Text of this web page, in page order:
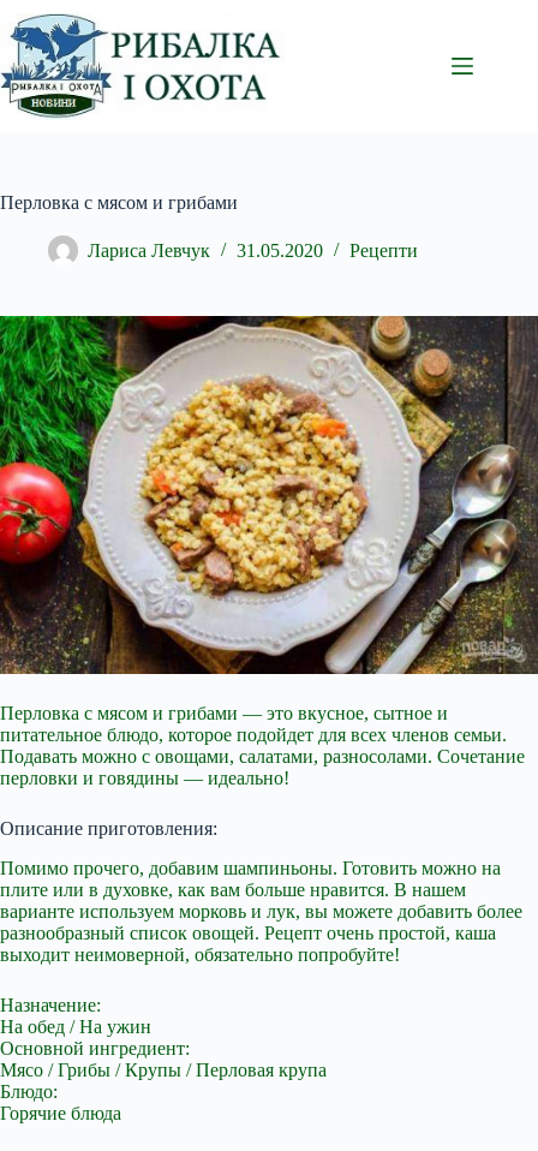
Перейти
до
вмісту
Перловка с мясом и грибами
Лариса Левчук 31.05.2020 Рецепти
Перловка с мясом и грибами — это вкусное, сытное и
питательное блюдо, которое подойдет для всех членов семьи.
Подавать можно с овощами, салатами, разносолами. Сочетание
перловки и говядины — идеально!
Описание приготовления:
Помимо прочего, добавим шампиньоны. Готовить можно на
плите или в духовке, как вам больше нравится. В нашем
варианте используем морковь и лук, вы можете добавить более
разнообразный список овощей. Рецепт очень простой, каша
выходит неимоверной, обязательно попробуйте!
Назначение:
На обед / На ужин
Основной ингредиент:
Мясо / Грибы / Крупы / Перловая крупа
Блюдо:
Горячие блюда